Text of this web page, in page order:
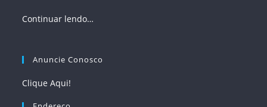
Continuar lendo…
Anuncie Conosco
Clique Aqui!